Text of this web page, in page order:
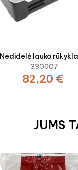
Nedidelė lauko
330007
82,20 €
JUMS